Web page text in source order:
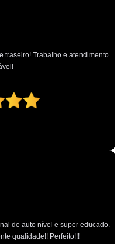
traseiro! Trabalho e atendimento
de auto nível e super educado.
qualidade!! Perfeito!!!